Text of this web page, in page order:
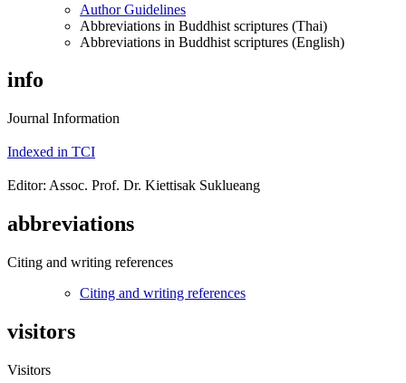
Author Guidelines
Abbreviations in Buddhist scriptures (Thai)
Abbreviations in Buddhist scriptures (English)
info
Journal Information
Indexed in TCI
Editor: Assoc. Prof. Dr. Kiettisak Suklueang
abbreviations
Citing and writing references
Citing and writing references
visitors
Visitors